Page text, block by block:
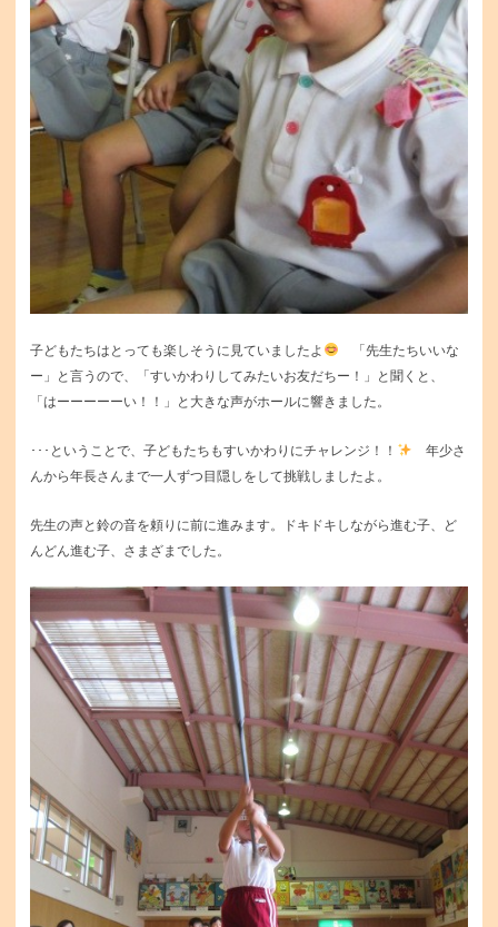
子どもたちはとっても楽しそうに見ていましたよ
「先生たちいいな
ー」と言うので、「すいかわりしてみたいお友だちー！」と聞くと、
「はーーーーーい！！」と大きな声がホールに響きました。
･･･ ということで、子どもたちもすいかわりにチャレンジ！！
年少さ
んから年長さんまで一人ずつ目隠しをして挑戦しましたよ。
先生の声と鈴の音を頼りに前に進みます。ドキドキしながら進む子、ど
んどん進む子、さまざまでした。